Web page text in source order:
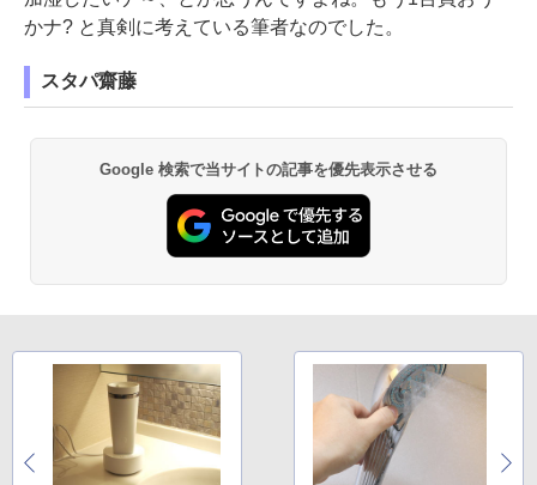
かナ? と真剣に考えている筆者なのでした。
スタパ齋藤
Google 検索で当サイトの記事を優先表示させる